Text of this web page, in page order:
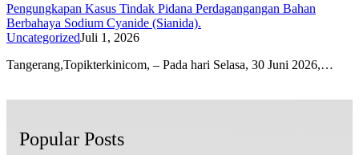
Pengungkapan Kasus Tindak Pidana Perdagangangan Bahan
Berbahaya Sodium Cyanide (Sianida).
UncategorizedJuli 1, 2026
Tangerang,Topikterkinicom, – Pada hari Selasa, 30 Juni 2026,…
Popular Posts